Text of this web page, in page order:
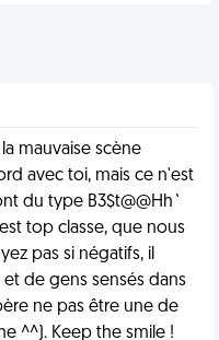
mauvaise scène
avec toi, mais ce n'est
du type B3$t@@Hh`
top classe, que nous
pas si négatifs, il
de gens sensés dans
ne pas être une de
^^). Keep the smile !